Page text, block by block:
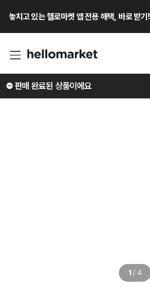
놓치고 있는 헬로마켓 앱 전용 해택, 바로 받기!
1 / 4
⛔️ 판매 완료된 상품이에요